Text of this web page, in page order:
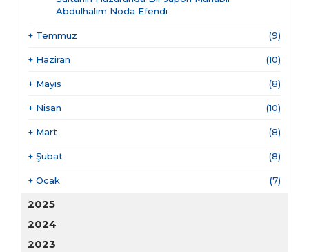
Abdülhalim Noda Efendi
+ Temmuz (9)
+ Haziran (10)
+ Mayıs (8)
+ Nisan (10)
+ Mart (8)
+ Şubat (8)
+ Ocak (7)
2025
2024
2023